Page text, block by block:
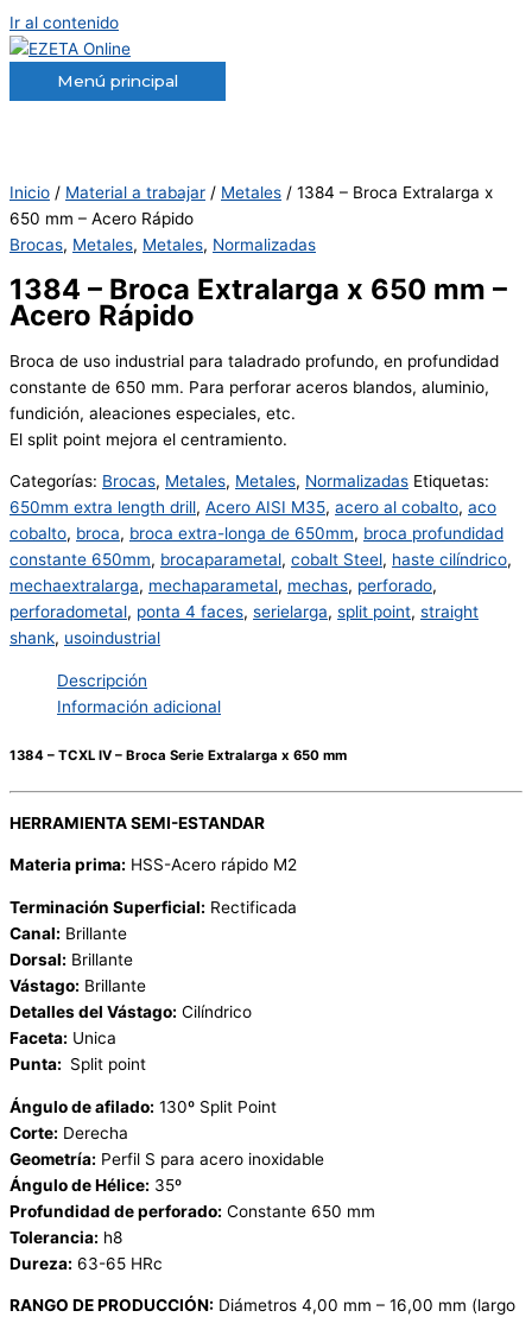
Ir al contenido
Menú principal
Inicio / Material a trabajar / Metales / 1384 – Broca Extralarga x
650 mm – Acero Rápido
Brocas, Metales, Metales, Normalizadas
1384 – Broca Extralarga x 650 mm –
Acero Rápido
Broca de uso industrial para taladrado profundo, en profundidad
constante de 650 mm. Para perforar aceros blandos, aluminio,
fundición, aleaciones especiales, etc.
El split point mejora el centramiento.
Categorías: Brocas, Metales, Metales, Normalizadas Etiquetas:
650mm extra length drill, Acero AISI M35, acero al cobalto, aco
cobalto, broca, broca extra-longa de 650mm, broca profundidad
constante 650mm, brocaparametal, cobalt Steel, haste cilíndrico,
mechaextralarga, mechaparametal, mechas, perforado,
perforadometal, ponta 4 faces, serielarga, split point, straight
shank, usoindustrial
Descripción
Información adicional
1384 – TCXL IV – Broca Serie Extralarga x 650 mm
HERRAMIENTA SEMI-ESTANDAR
Materia prima: HSS-Acero rápido M2
Terminación Superficial: Rectificada
Canal: Brillante
Dorsal: Brillante
Vástago: Brillante
Detalles del Vástago: Cilíndrico
Faceta: Unica
Punta: Split point
Ángulo de afilado: 130º Split Point
Corte: Derecha
Geometría: Perfil S para acero inoxidable
Ángulo de Hélice: 35º
Profundidad de perforado: Constante 650 mm
Tolerancia: h8
Dureza: 63-65 HRc
RANGO DE PRODUCCIÓN: Diámetros 4,00 mm – 16,00 mm (largo